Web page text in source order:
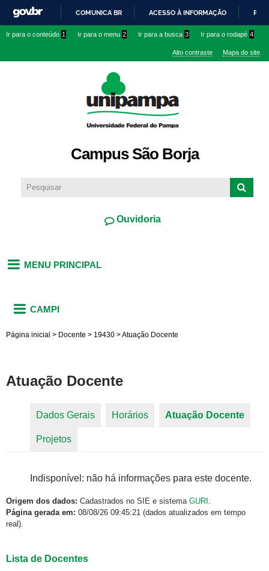
conteúdo
IR
O
COMUNICA BR ACESSO À INFORMAÇÃO
Ir para o conteúdo 1 Ir para o menu 2 Ir para a busca 3 Ir para o rodapé 4
Alto contraste Mapa do site
Campus São Borja
Ouvidoria
MENU PRINCIPAL
CAMPI
Página inicial > Docente > 19430 >Atuação Docente
Atuação Docente
Dados Gerais Horários Atuação Docente
Projetos
Indisponível: não há informações para este docente.
Origem dos dados: Cadastrados no SIE e sistema GURI .
Página gerada em: 08/08/26 09:45:21 (dados atualizados em tempo
real).
Lista de Docentes